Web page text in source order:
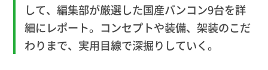
して、編集部が厳選した国産バンコン9台を詳
細にレポート。コンセプトや装備、架装のこだ
わりまで、実用目線で深掘りしていく。